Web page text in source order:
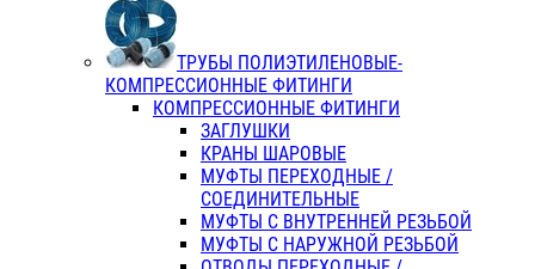
ТРУБЫ ПОЛИЭТИЛЕНОВЫЕ-
КОМПРЕССИОННЫЕ ФИТИНГИ
КОМПРЕССИОННЫЕ ФИТИНГИ
ЗАГЛУШКИ
КРАНЫ ШАРОВЫЕ
МУФТЫ ПЕРЕХОДНЫЕ /
СОЕДИНИТЕЛЬНЫЕ
МУФТЫ С ВНУТРЕННЕЙ РЕЗЬБОЙ
МУФТЫ С НАРУЖНОЙ РЕЗЬБОЙ